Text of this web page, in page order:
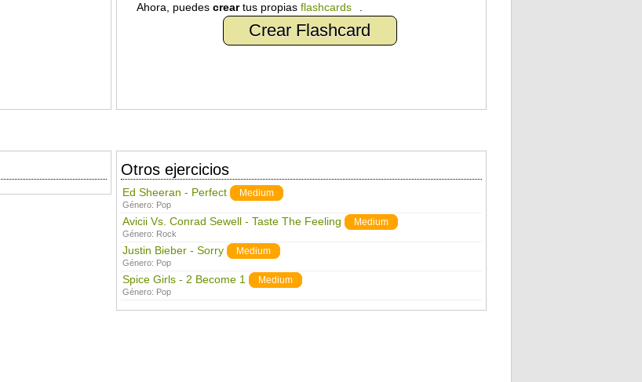
Ahora, puedes creartus propias flashcards
Crear Flashcard
Otros ejercicios
Ed Sheeran - Perfect Medium
Género: Pop
Avicii Vs. Conrad Sewell - Taste The Feeling Medium
Género: Rock
Justin Bieber - Sorry Medium
Género: Pop
Spice Girls - 2 Become 1 Medium
Género: Pop